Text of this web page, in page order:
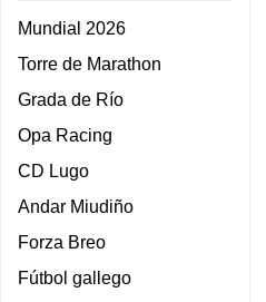
Mundial 2026
Torre de Marathon
Grada de Río
Opa Racing
CD Lugo
Andar Miudiño
Forza Breo
Fútbol gallego